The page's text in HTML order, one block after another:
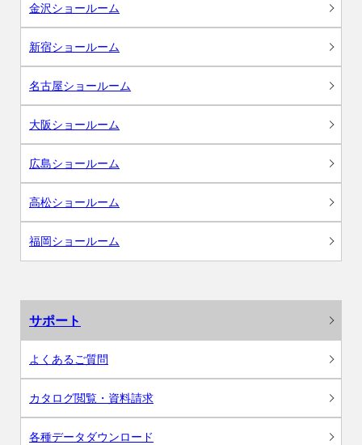
金沢ショールーム
新宿ショールーム
名古屋ショールーム
大阪ショールーム
広島ショールーム
高松ショールーム
福岡ショールーム
サポート
よくあるご質問
カタログ閲覧・資料請求
各種データダウンロード